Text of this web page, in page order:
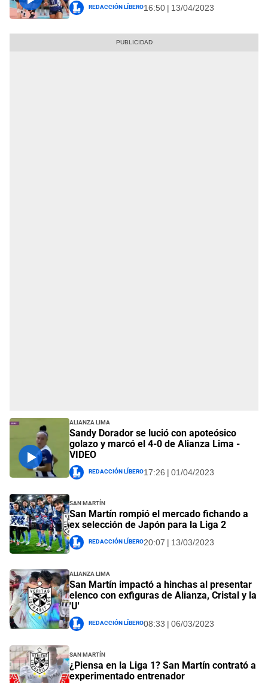
Redacción Líbero16:50 | 13/04/2023
Alianza Lima
Sandy Dorador se lució con apoteósico
golazo y marcó el 4-0 de Alianza Lima -
VIDEO
Redacción Líbero17:26 | 01/04/2023
San Martín
San Martín rompió el mercado fichando a
ex selección de Japón para la Liga 2
Redacción Líbero20:07 | 13/03/2023
Alianza Lima
San Martín impactó a hinchas al presentar
elenco con exfiguras de Alianza, Cristal y la
'U'
Redacción Líbero08:33 | 06/03/2023
San Martín
¿Piensa en la Liga 1? San Martín contrató a
experimentado entrenador